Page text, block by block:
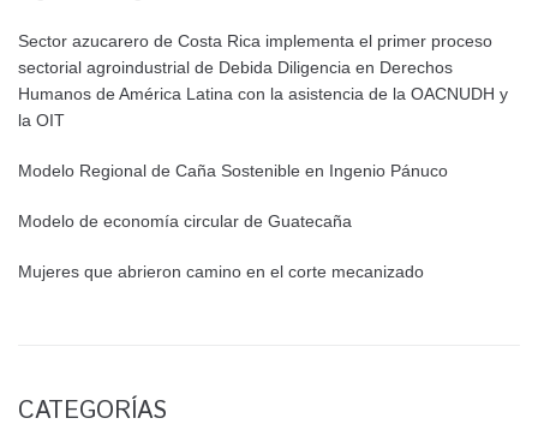
Sector azucarero de Costa Rica implementa el primer proceso
sectorial agroindustrial de Debida Diligencia en Derechos
Humanos de América Latina con la asistencia de la OACNUDH y
la OIT
Modelo Regional de Caña Sostenible en Ingenio Pánuco
Modelo de economía circular de Guatecaña
Mujeres que abrieron camino en el corte mecanizado
CATEGORÍAS